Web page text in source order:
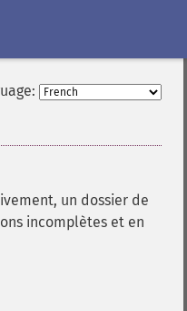
un dossier de
incomplètes et en